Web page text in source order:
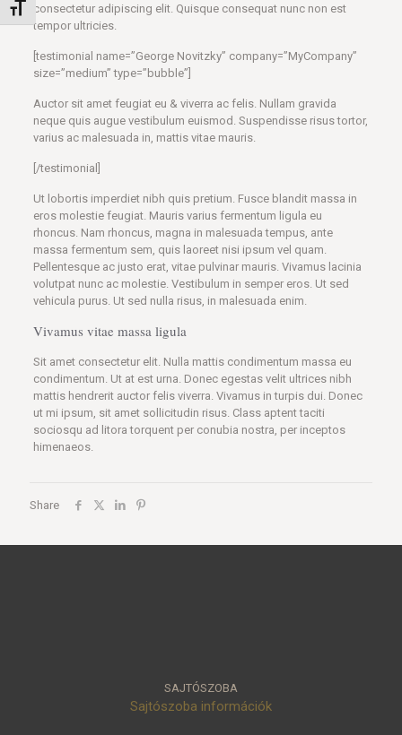
Betűméret váltása
consectetur adipiscing elit. Quisque consequat nunc non est
tempor ultricies.
[testimonial name=”George Novitzky” company=”MyCompany”
size=”medium” type=”bubble”]
Auctor sit amet feugiat eu & viverra ac felis. Nullam gravida
neque quis augue vestibulum euismod. Suspendisse risus tortor,
varius ac malesuada in, mattis vitae mauris.
[/testimonial]
Ut lobortis imperdiet nibh quis pretium. Fusce blandit massa in
eros molestie feugiat. Mauris varius fermentum ligula eu
rhoncus. Nam rhoncus, magna in malesuada tempus, ante
massa fermentum sem, quis laoreet nisi ipsum vel quam.
Pellentesque ac justo erat, vitae pulvinar mauris. Vivamus lacinia
volutpat nunc ac molestie. Vestibulum in semper eros. Ut sed
vehicula purus. Ut sed nulla risus, in malesuada enim.
Vivamus vitae massa ligula
Sit amet consectetur elit. Nulla mattis condimentum massa eu
condimentum. Ut at est urna. Donec egestas velit ultrices nibh
mattis hendrerit auctor felis viverra. Vivamus in turpis dui. Donec
ut mi ipsum, sit amet sollicitudin risus. Class aptent taciti
sociosqu ad litora torquent per conubia nostra, per inceptos
himenaeos.
Share
SAJTÓSZOBA
Sajtószoba információk